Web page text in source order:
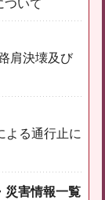
ついて
肩決壊及び
よる通行止に
災害情報一覧